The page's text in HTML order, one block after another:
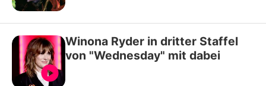
Winona Ryder in dritter Staffel
von "Wednesday" mit dabei